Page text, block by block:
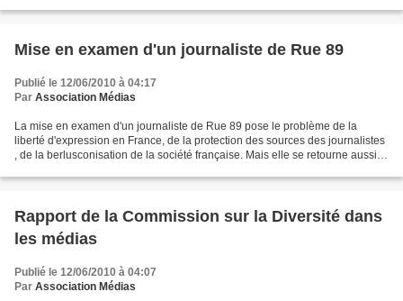
Mise en examen d'un journaliste de Rue 89
Publié le 12/06/2010 à 04:17
Par Association Médias
La mise en examen d'un journaliste de Rue 89 pose le problème de la
liberté d'expression en France, de la protection des sources des journalistes
, de la berlusconisation de la société française. Mais elle se retourne aussi
Rapport de la Commission sur la Diversité dans
les médias
Publié le 12/06/2010 à 04:07
Par Association Médias